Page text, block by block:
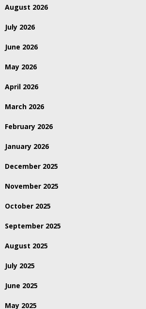
August 2026
July 2026
June 2026
May 2026
April 2026
March 2026
February 2026
January 2026
December 2025
November 2025
October 2025
September 2025
August 2025
July 2025
June 2025
May 2025